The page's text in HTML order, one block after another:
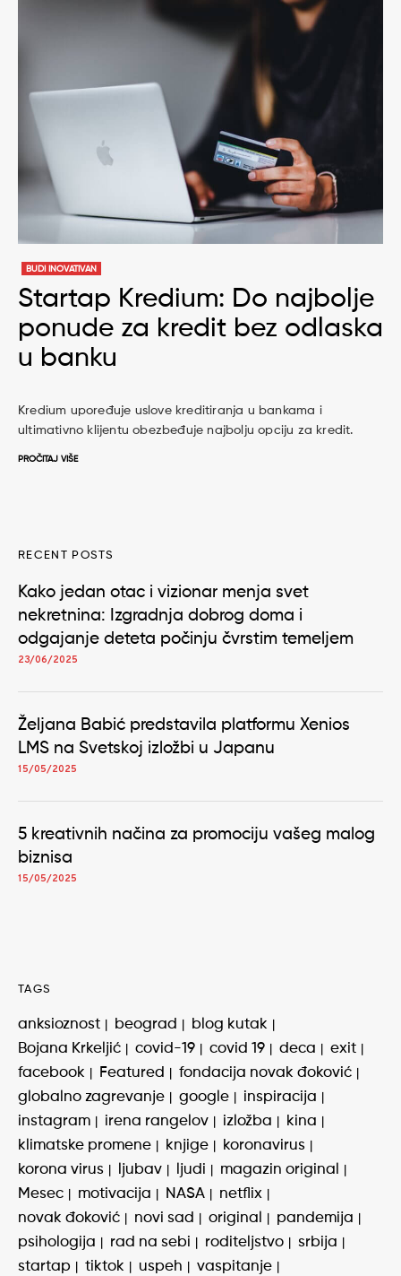
BUDI INOVATIVAN
Startap Kredium: Do najbolje
ponude za kredit bez odlaska
u banku
Kredium upoređuje uslove kreditiranja u bankama i
ultimativno klijentu obezbeđuje najbolju opciju za kredit.
PROČITAJ VIŠE
RECENT POSTS
Kako jedan otac i vizionar menja svet
nekretnina: Izgradnja dobrog doma i
odgajanje deteta počinju čvrstim temeljem
23/06/2025
Željana Babić predstavila platformu Xenios
LMS na Svetskoj izložbi u Japanu
15/05/2025
5 kreativnih načina za promociju vašeg malog
biznisa
15/05/2025
TAGS
anksioznost beograd
blog kutak
Bojana Krkeljić
covid-19 covid 19 deca
exit
facebook
Featured
fondacija novak đoković
globalno zagrevanje
google
inspiracija
instagram
irena rangelov izložba
kina
klimatske promene
knjige
koronavirus
korona virus
ljubav ljudi
magazin original
Mesec
motivacija NASA
netflix
novak đoković
novi sad original
pandemija
psihologija
rad na sebi roditeljstvo
srbija
startap
tiktok uspeh
vaspitanje